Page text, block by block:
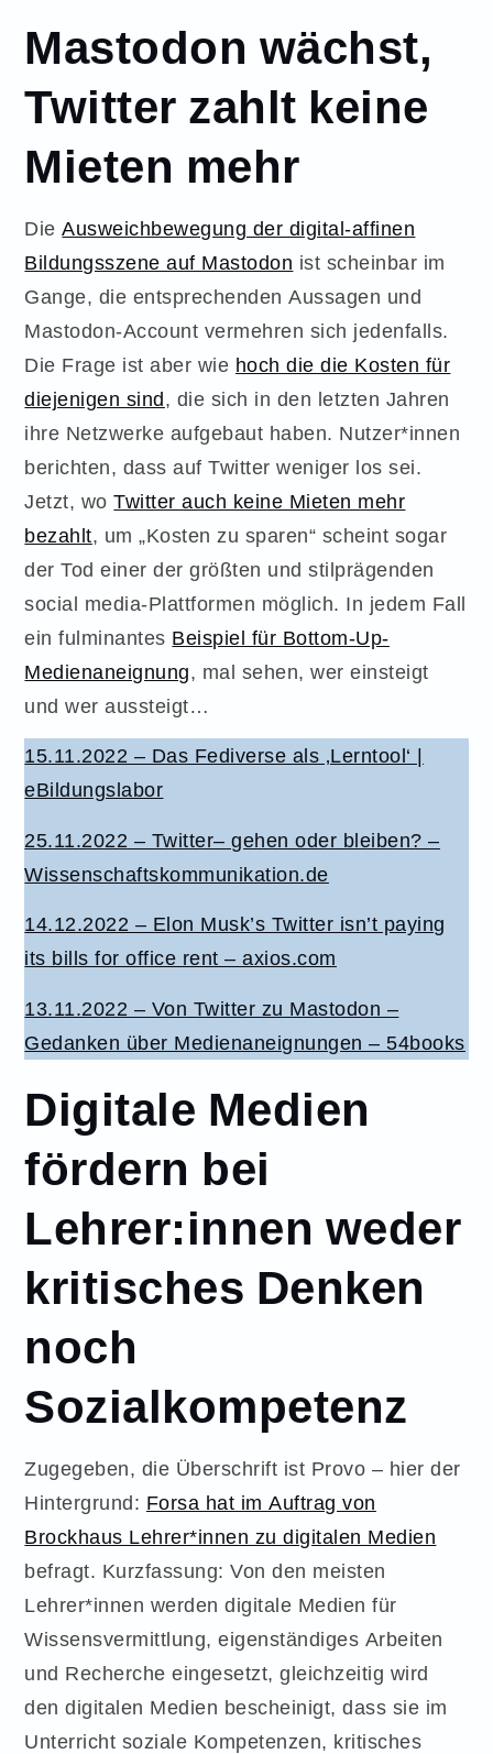
Mastodon wächst,
Twitter zahlt keine
Mieten mehr
DieAusweichbewegung der digital-affinen
Bildungsszene auf Mastodon ist scheinbar im
Gange, die entsprechenden Aussagen und
Mastodon-Account vermehren sich jedenfalls.
Die Frage ist aber wie hoch die die Kosten für
diejenigen sind, die sich in den letzten Jahren
ihre Netzwerke aufgebaut haben. Nutzer*innen
berichten, dass auf Twitter weniger los sei.
Jetzt, woTwitter auch keine Mieten mehr
bezahlt, um „Kosten zu sparen“ scheint sogar
der Tod einer der größten und stilprägenden
social media-Plattformen möglich. In jedem Fall
ein fulminantes Beispiel für Bottom-Up-
Medienaneignung, mal sehen, wer einsteigt
und wer aussteigt…
15.11.2022 – Das Fediverse als ‚Lerntool‘ |
eBildungslabor
25.11.2022 – Twitter– gehen oder bleiben? –
Wissenschaftskommunikation.de
14.12.2022 – Elon Musk’s Twitter isn’t paying
its bills for office rent – axios.com
13.11.2022 – Von Twitter zu Mastodon –
Gedanken über Medienaneignungen – 54books
Digitale Medien
fördern bei
Lehrer:innen weder
kritisches Denken
noch
Sozialkompetenz
Zugegeben, die Überschrift ist Provo – hier der
Hintergrund: Forsa hat im Auftrag von
Brockhaus Lehrer*innen zu digitalen Medien
befragt. Kurzfassung: Von den meisten
Lehrer*innen werden digitale Medien für
Wissensvermittlung, eigenständiges Arbeiten
und Recherche eingesetzt, gleichzeitig wird
den digitalen Medien bescheinigt, dass sie im
Unterricht soziale Kompetenzen, kritisches